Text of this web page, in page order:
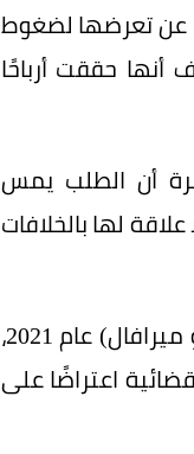
عن تعرضها لضغوط
أنها حققت أرباحًا
أن الطلب يمس
لها بالخلافات
يعود بداية النزاع بين براد بيت وأنجلينا جولي إلى قرار الأخيرة بيع حصتها في (شاتو ميرافال) عام 2021،
اعتراضًا على